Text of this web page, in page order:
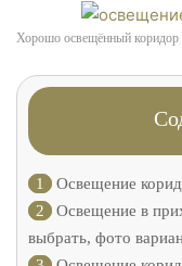
Хорошо освещённый коридор
1
Освещение
2
Освещение в
выбрать, фото